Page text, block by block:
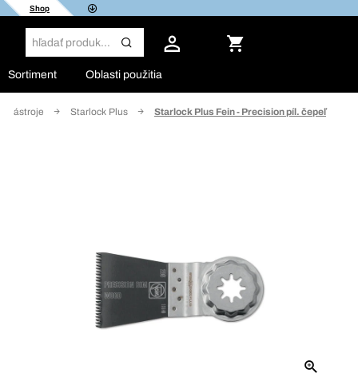
Shop
Sortiment Oblasti použitia
nástroje Starlock Plus Starlock Plus Fein - Precision píl. čepeľ